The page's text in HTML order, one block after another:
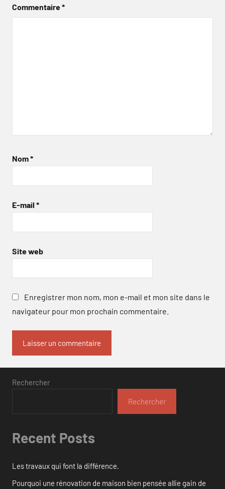
Commentaire*
Nom*
E-mail *
Site web
Enregistrer mon nom, mon e-mail et mon site dans le
navigateur pour mon prochain commentaire.
Rechercher
Rechercher
Recent Posts
Les travaux qui font la différence.
Pourquoi une rénovation de maison bien pensée allie gain de